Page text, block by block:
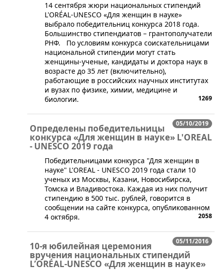
​14 сентября жюри национальных стипендий
L'ORÉAL-UNESCO «Для женщин в науке»
выбрало победительниц конкурса 2018 года.
Большинство стипендиатов – грантополучатели
РНФ. По условиям конкурса соискательницами
национальной стипендии могут стать
женщины-ученые, кандидаты и доктора наук в
возрасте до 35 лет (включительно),
работающие в российских научных институтах
и вузах по физике, химии, медицине и
биологии.
1269
05/10/2019
Определены победительницы
конкурса «Для женщин в науке» L'OREAL
- UNESCO 2019 года
​Победительницами конкурса "Для женщин в
науке" L'OREAL - UNESCO 2019 года стали 10
ученых из Москвы, Казани, Новосибирска,
Томска и Владивостока. Каждая из них получит
стипендию в 500 тыс. рублей, говорится в
сообщении на сайте конкурса, опубликованном
4 октября.
2058
05/11/2016
10-я юбилейная церемония
вручения национальных стипендий
L’ORÉAL-UNESCO «Для женщин в науке»